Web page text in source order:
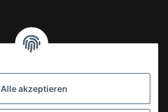
Alle akzeptieren